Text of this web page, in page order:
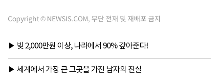
Copyright © NEWSIS.COM, 무단 전재 및 재배포 금지